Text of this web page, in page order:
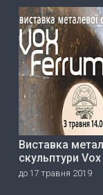
Виставка
скульптури
до 17 травня 2019